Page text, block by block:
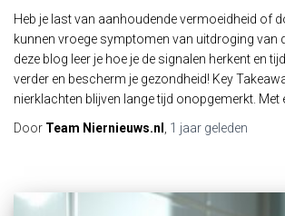
Heb je last van aanhoudende vermoeidheid of
kunnen vroege symptomen van uitdroging van
deze blog leer je hoe je de signalen herkent en
verder en bescherm je gezondheid! Key
nierklachten blijven lange tijd onopgemerkt. Met
Door Team Niernieuws.nl 1 jaar geleden